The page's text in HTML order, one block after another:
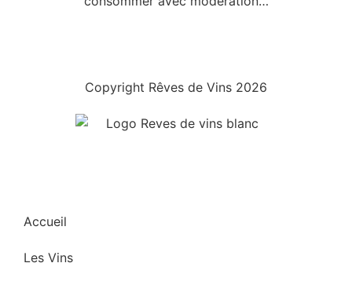
Copyright Rêves de Vins 2026
Accueil
Les Vins